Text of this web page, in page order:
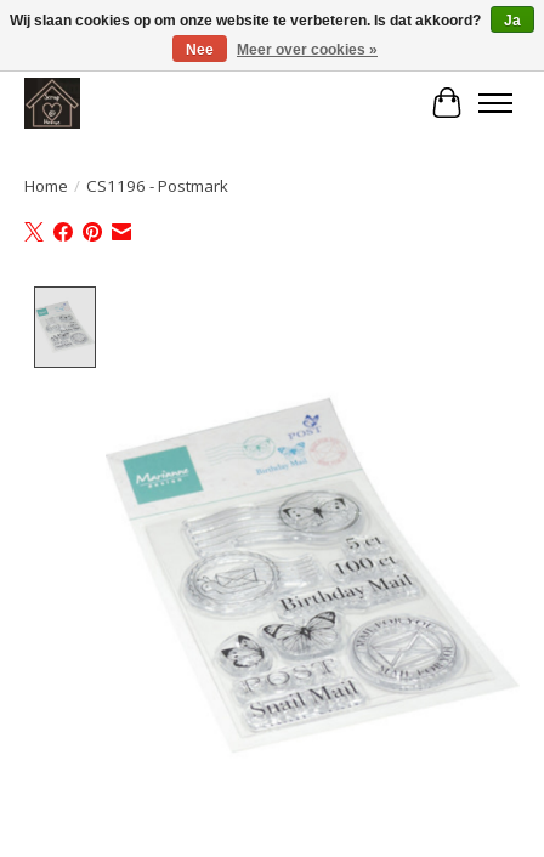
Large selection of products and fast shipping!
Home / CS1196 - Postmark
Wij slaan cookies op om onze website te verbeteren. Is dat akkoord?
Ja
Nee
Meer over cookies »